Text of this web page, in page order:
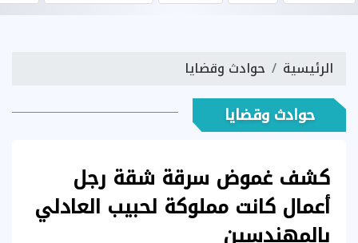
الرئيسية حوادث وقضايا
حوادث وقضايا
كشف غموض سرقة شقة رجل
أعمال كانت مملوكة لحبيب العادلي